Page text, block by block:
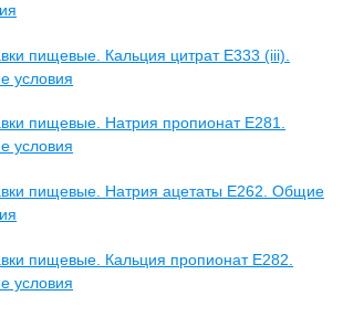
пищевые. Кальция цитрат Е333 (iii).
условия
пищевые. Натрия пропионат E281.
условия
пищевые. Натрия ацетаты E262. Общие
пищевые. Кальция пропионат E282.
условия